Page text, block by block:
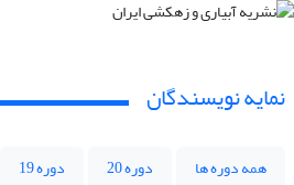
نمایه نویسندگان
همه دوره ها دوره 20 دوره 19